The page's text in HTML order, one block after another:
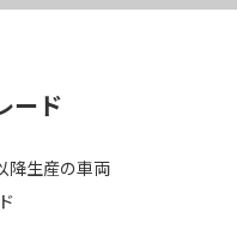
ード
降生産の車両